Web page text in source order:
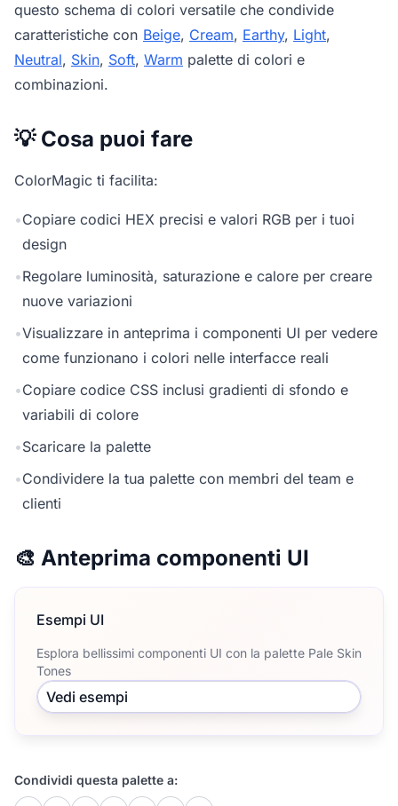
questo schema di colori versatile che condivide
caratteristiche con Beige, Cream, Earthy, Light,
Neutral, Skin, Soft, Warm palette di colori e
combinazioni.
💡 Cosa puoi fare
ColorMagic ti facilita:
•Copiare codici HEX precisi e valori RGB per i tuoi
design
•Regolare luminosità, saturazione e calore per creare
nuove variazioni
•Visualizzare in anteprima i componenti UI per vedere
come funzionano i colori nelle interfacce reali
•Copiare codice CSS inclusi gradienti di sfondo e
variabili di colore
•Scaricare la palette
•Condividere la tua palette con membri del team e
clienti
🎨 Anteprima componenti UI
Esempi UI
Esplora bellissimi componenti UI con la palette Pale Skin
Tones
Vedi esempi
Condividi questa palette a: